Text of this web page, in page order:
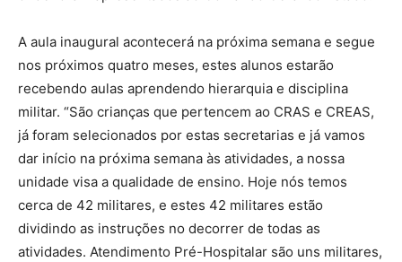
A aula inaugural acontecerá na próxima semana e segue
nos próximos quatro meses, estes alunos estarão
recebendo aulas aprendendo hierarquia e disciplina
militar. “São crianças que pertencem ao CRAS e CREAS,
já foram selecionados por estas secretarias e já vamos
dar início na próxima semana às atividades, a nossa
unidade visa a qualidade de ensino. Hoje nós temos
cerca de 42 militares, e estes 42 militares estão
dividindo as instruções no decorrer de todas as
atividades. Atendimento Pré-Hospitalar são uns militares,